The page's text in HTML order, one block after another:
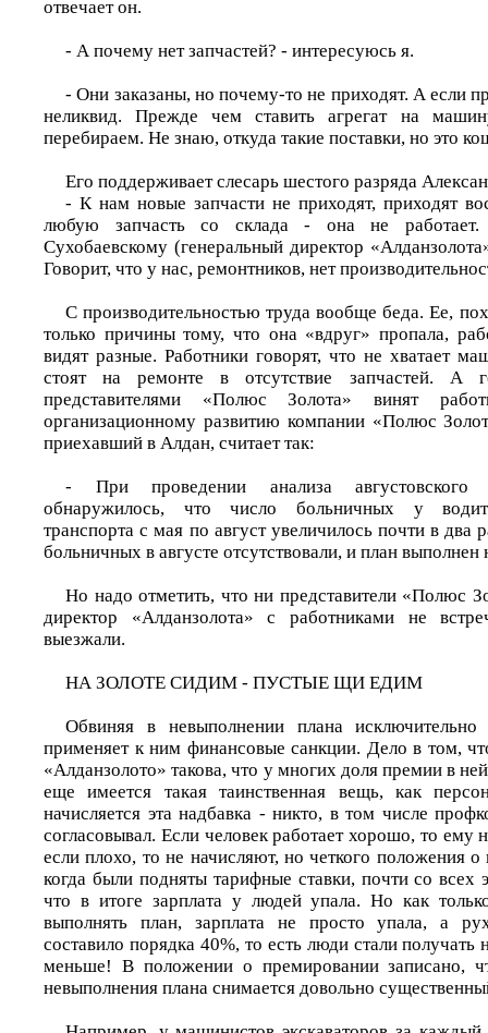
отвечает он.
- А почему нет запчастей? - интересуюсь я.
- Они заказаны, но почему-то не приходят. А если
неликвид. Прежде чем ставить агрегат на
перебираем. Не знаю, откуда такие поставки, но это
Его поддерживает слесарь шестого разряда
- К нам новые запчасти не приходят, приходят
любую запчасть со склада - она не
Сухобаевскому (генеральный директор
Говорит, что у нас, ремонтников, нет
С производительностью труда вообще беда. Ее,
только причины тому, что она «вдруг» пропала,
видят разные. Работники говорят, что не хватает
стоят на ремонте в отсутствие запчастей. А
представителями «Полюс Золота» винят
организационному развитию компании «Полюс
приехавший в Алдан, считает так:
- При проведении анализа августовского
обнаружилось, что число больничных у
транспорта с мая по август увеличилось почти в два
больничных в августе отсутствовали, и план выполнен
Но надо отметить, что ни представители «Полюс
директор «Алданзолота» с работниками не
выезжали.
НА ЗОЛОТЕ СИДИМ - ПУСТЫЕ ЩИ ЕДИМ
Обвиняя в невыполнении плана исключительно
применяет к ним финансовые санкции. Дело в том,
«Алданзолото» такова, что у многих доля премии в
еще имеется такая таинственная вещь, как
начисляется эта надбавка - никто, в том числе
согласовывал. Если человек работает хорошо, то ему
если плохо, то не начисляют, но четкого положения
когда были подняты тарифные ставки, почти со всех
что в итоге зарплата у людей упала. Но как
выполнять план, зарплата не просто упала, а
составило порядка 40%, то есть люди стали
меньше! В положении о премировании записано,
невыполнения плана снимается довольно